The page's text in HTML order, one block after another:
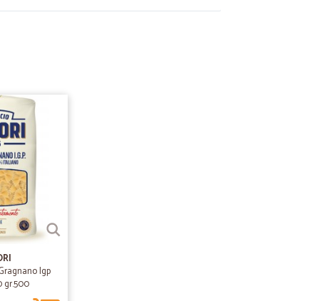
mio primo acquisto con Cicalia. Ho dato solo 4 stelle,
c'erano tre buste di speck non in confezioni di
del tipo termosaldato. Purtroppo la scadenza di
il 28/01/2022 , con scadenza 02/02/2022) : a mio
, in questo periodo particolare, la scadenza
di giorni dalla fornitura. Come consumatore
segnalata la non disponibilità di un prodotto,
alla scadenza.
precisione e prezzi economici
Igp
gr.500